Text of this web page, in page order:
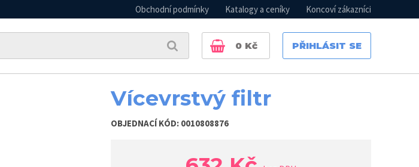
Obchodní podmínky Katalogy a ceníky Koncoví zákazníci
PŘIHLÁSIT SE
0 Kč
Vícevrstvý filtr
OBJEDNACÍ KÓD: 0010808876